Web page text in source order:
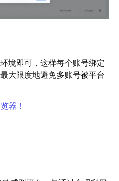
境即可，这样每个账号绑定
大限度地避免多账号被平台
器！